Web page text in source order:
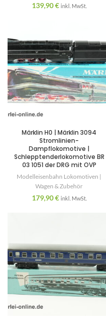
139,90€ inkl. MwSt.
Märklin H0 | Märklin 3094
Stromlinien-
Dampflokomotive |
Schlepptenderlokomotive BR
03 1051 der DRG mit OVP
Modelleisenbahn Lokomotiven |
Wagen & Zubehör
179,90€ inkl. MwSt.